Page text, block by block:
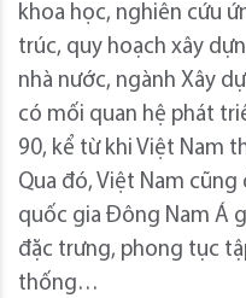
khoa học, nghiên cứu
trúc, quy hoạch xây
nhà nước, ngành Xây
có mối quan hệ phát
90, kể từ khi Việt Nam
Qua đó, Việt Nam
quốc gia Đông Nam Á
đặc trưng, phong tục
thống…